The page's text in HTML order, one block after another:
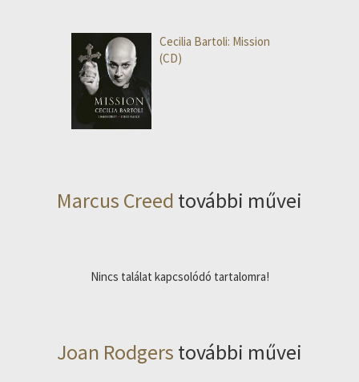
Cecilia Bartoli: Mission
(CD)
Marcus Creed további művei
Nincs találat kapcsolódó tartalomra!
Joan Rodgers további művei